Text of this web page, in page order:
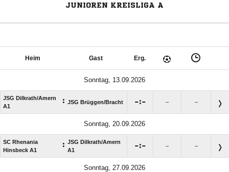
JUNIOREN KREISLIGA A
Heim Gast Erg.
Sonntag, 13.09.2026
JSG Dilkrath/​Amern
A1
: JSG Brüggen/​Bracht : – –
Sonntag, 20.09.2026
SC Rhenania
Hinsbeck A1
: JSG Dilkrath/​Amern
A1
: – –
Sonntag, 27.09.2026